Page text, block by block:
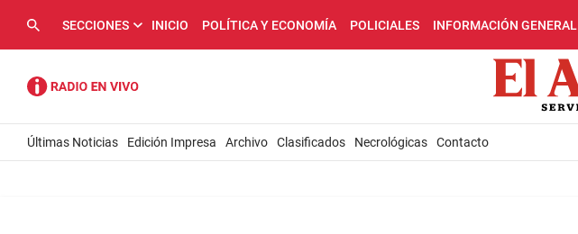
SECCIONES INICIO POLÍTICA Y ECONOMÍA POLICIALES INFORMACIÓN GENERAL
Últimas Noticias Edición Impresa Archivo Clasificados Necrológicas Contacto